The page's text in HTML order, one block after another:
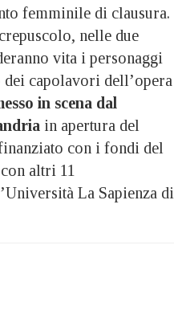
femminile di clausura.
nelle due
vita i personaggi
dei capolavori dell’opera
in scena dal
in apertura del
con i fondi del
altri 11
La Sapienza di